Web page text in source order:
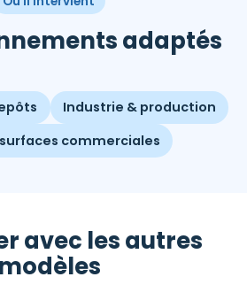
adaptés
Industrie & production
commerciales
avec les autres
modèles